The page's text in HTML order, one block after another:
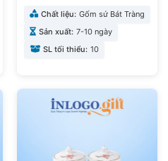
Chất liệu: Gốm sứ Bát Tràng
Sản xuất: 7-10 ngày
SL tối thiểu: 10